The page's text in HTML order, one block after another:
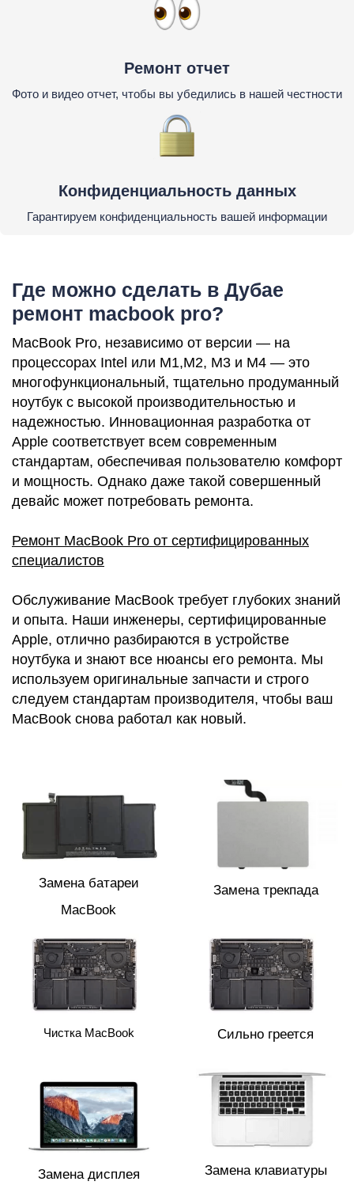
Ремонт отчет
Фото и видео отчет, чтобы вы убедились в нашей честности
Конфиденциальность данных
Гарантируем конфиденциальность вашей информации
Где можно сделать в Дубае
ремонт macbook pro?
MacBook Pro, независимо от версии — на
процессорах Intel или M1,M2, M3 и M4 — это
многофункциональный, тщательно продуманный
ноутбук с высокой производительностью и
надежностью. Инновационная разработка от
Apple соответствует всем современным
стандартам, обеспечивая пользователю комфорт
и мощность. Однако даже такой совершенный
девайс может потребовать ремонта.
Ремонт MacBook Pro от сертифицированных
специалистов
Обслуживание MacBook требует глубоких знаний
и опыта. Наши инженеры, сертифицированные
Apple, отлично разбираются в устройстве
ноутбука и знают все нюансы его ремонта. Мы
используем оригинальные запчасти и строго
следуем стандартам производителя, чтобы ваш
MacBook снова работал как новый.
Замена батареи
MacBook
Замена трекпада
Чистка MacBook Сильно греется
Замена дисплея
Замена клавиатуры